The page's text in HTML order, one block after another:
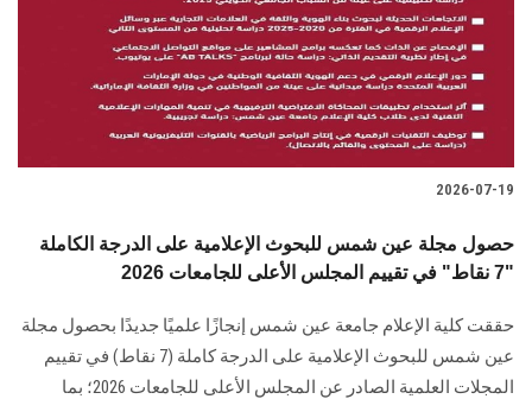
2026-07-19
حصول مجلة عين شمس للبحوث الإعلامية على الدرجة الكاملة
"7 نقاط" في تقييم المجلس الأعلى للجامعات 2026
حققت كلية الإعلام جامعة عين شمس إنجازًا علميًا جديدًا بحصول مجلة
عين شمس للبحوث الإعلامية على الدرجة كاملة (7 نقاط) في تقييم
المجلات العلمية الصادر عن المجلس الأعلى للجامعات 2026؛ بما